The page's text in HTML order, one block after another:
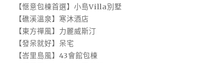
【愜意包棟首選】小島Villa別墅
【礁溪溫泉】寒沐酒店
【東方禪風】力麗威斯汀
【發呆就好】呆宅
【峇里島風】43會館包棟